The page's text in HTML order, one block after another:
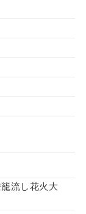
流し花火大